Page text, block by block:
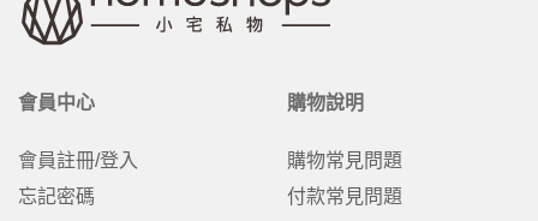
會員中心
會員註冊/登入
忘記密碼
購物說明
購物常見問題
付款常見問題